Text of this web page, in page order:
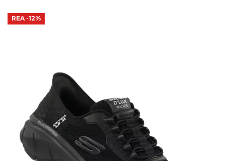
REA -12%